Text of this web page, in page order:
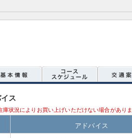
ス
庫状況によりお買い上げいただけない場合があり
アドバイス